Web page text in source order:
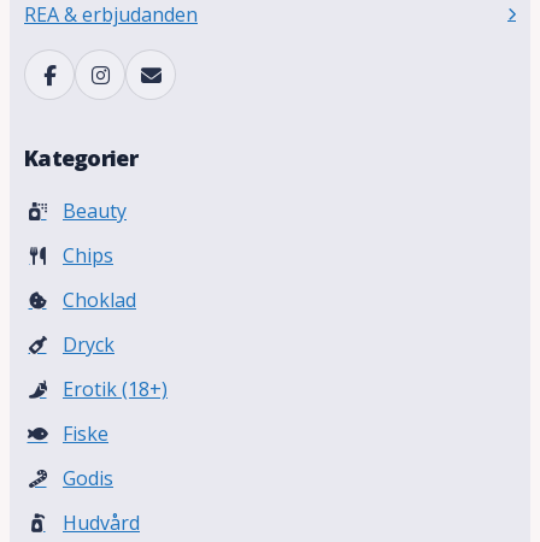
REA & erbjudanden
Kategorier
Beauty
Chips
Choklad
Dryck
Erotik (18+)
Fiske
Godis
Hudvård